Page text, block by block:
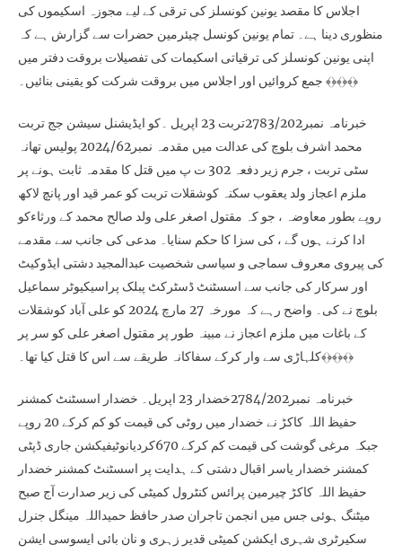
اجلاس کا مقصد یونین کونسلز کی ترقی کے لیے مجوزہ اسکیموں کی
منظوری دینا ہے۔ تمام یونین کونسل چیئرمین حضرات سے گزارش ہے کہ
اپنی یونین کونسلز کی ترقیاتی اسکیمات کی تفصیلات بروقت دفتر میں
جمع کروائیں اور اجلاس میں بروقت شرکت کو یقینی بنائیں۔ ﴾﴿﴾﴿﴾﴿
خبرنامہ نمبر2783/202تربت 23 اپریل ۔کو ایڈیشنل سیشن جج تربت
محمد اشرف بلوچ کی عدالت میں مقدمہ نمبر2024/62 پولیس تھانہ
سٹی تربت ، جرم زیر دفعہ 302 ت پ میں قتل کا مقدمہ ثابت ہونے پر
ملزم اعجاز ولد یعقوب سکنہ کوشقلات تربت کو عمر قید اور پانچ لاکھ
روپے بطور معاوضہ ، جو کہ مقتول اصغر علی ولد صالح محمد کے ورثاءکو
ادا کرنے ہوں گے ، کی سزا کا حکم سنایا۔ مدعی کی جانب سے مقدمے
کی پیروی معروف سماجی و سیاسی شخصیت عبدالمجید دشتی ایڈوکیٹ
اور سرکار کی جانب سے اسسٹنٹ ڈسٹرکٹ پبلک پراسیکیوٹر سماعیل
بلوچ نے کی۔ واضح رہے کہ مورخہ 27 مارچ 2024 کو علی آباد کوشقلات
کے باغات میں ملزم اعجاز نے مبینہ طور پر مقتول اصغر علی کو سر پر
کلہاڑی سے وار کرکے سفاکانہ طریقے سے اس کا قتل کیا تھا۔﴾﴿﴾﴿﴾﴿
خبرنامہ نمبر2784/202خضدار 23 اپریل۔ خضدار اسسٹنٹ کمشنر
حفیظ اللہ کاکڑ نے خضدار میں روٹی کی قیمت کو کم کرکے 20 روپے
جبکہ مرغی گوشت کی قیمت کم کرکے 670کردیانوٹیفیکشن جاری ڈپٹی
کمشنر خضدار یاسر اقبال دشتی کے ہدایت پر اسسٹنٹ کمشنر خضدار
حفیظ اللہ کاکڑ چیرمین پرائس کنٹرول کمیٹی کی زیر صدارت آج صبح
میٹنگ ہوئی جس میں انجمن تاجران صدر حافظ حمیداللہ مینگل جنرل
سکیرٹری شہری ایکشن کمیٹی قدیر زہری و نان بائی ایسوسی ایشن